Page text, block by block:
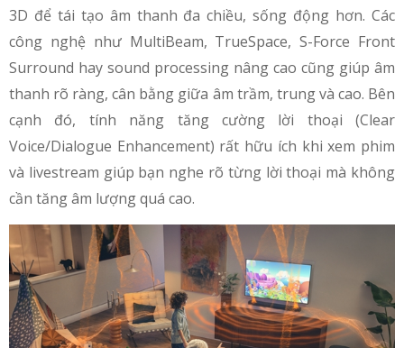
3D để tái tạo âm thanh đa chiều, sống động hơn. Các
công nghệ như MultiBeam, TrueSpace, S-Force Front
Surround hay sound processing nâng cao cũng giúp âm
thanh rõ ràng, cân bằng giữa âm trầm, trung và cao. Bên
cạnh đó, tính năng tăng cường lời thoại (Clear
Voice/Dialogue Enhancement) rất hữu ích khi xem phim
và livestream giúp bạn nghe rõ từng lời thoại mà không
cần tăng âm lượng quá cao.